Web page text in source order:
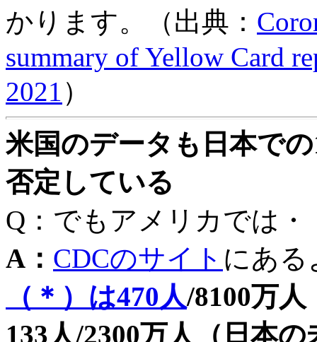
かります。（出典：
summary of Yellow Card
2021 ）
米国のデータも日本で
否定している
Q：でもアメリカでは・
A： CDCのサイト にある
（＊）は470人/8100万人
133人/2300万人（ 日本